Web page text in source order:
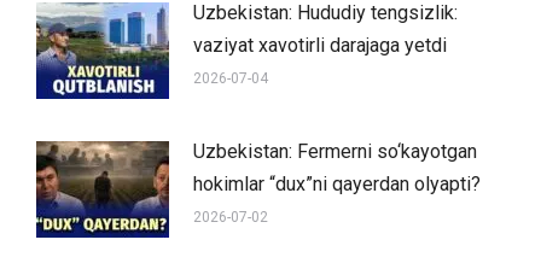
Uzbekistan: Hududiy tengsizlik:
vaziyat xavotirli darajaga yetdi
2026-07-04
Uzbekistan: Fermerni so‘kayotgan
hokimlar “dux”ni qayerdan olyapti?
2026-07-02